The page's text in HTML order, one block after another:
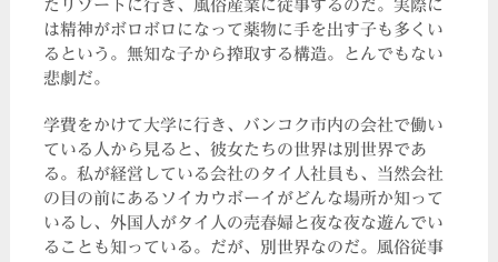
たリゾートに行き、風俗産業に従事するのだ。実際に
は精神がボロボロになって薬物に手を出す子も多くい
るという。無知な子から搾取する構造。とんでもない
悲劇だ。
学費をかけて大学に行き、バンコク市内の会社で働い
ている人から見ると、彼女たちの世界は別世界であ
る。私が経営している会社のタイ人社員も、当然会社
の目の前にあるソイカウボーイがどんな場所か知って
いるし、外国人がタイ人の売春婦と夜な夜な遊んでい
ることも知っている。だが、別世界なのだ。風俗従事